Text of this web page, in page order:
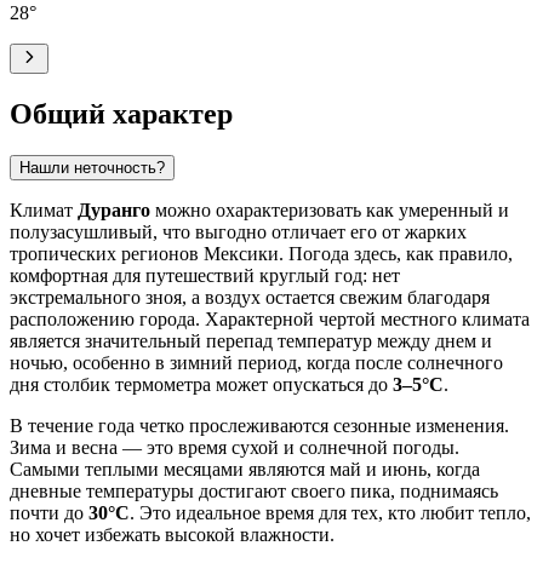
28°
Общий характер
Нашли неточность?
Климат Дуранго можно охарактеризовать как умеренный и
полузасушливый, что выгодно отличает его от жарких
тропических регионов Мексики. Погода здесь, как правило,
комфортная для путешествий круглый год: нет
экстремального зноя, а воздух остается свежим благодаря
расположению города. Характерной чертой местного климата
является значительный перепад температур между днем и
ночью, особенно в зимний период, когда после солнечного
дня столбик термометра может опускаться до 3–5°C.
В течение года четко прослеживаются сезонные изменения.
Зима и весна — это время сухой и солнечной погоды.
Самыми теплыми месяцами являются май и июнь, когда
дневные температуры достигают своего пика, поднимаясь
почти до 30°C. Это идеальное время для тех, кто любит тепло,
но хочет избежать высокой влажности.